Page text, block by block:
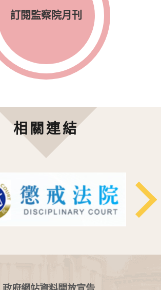
訂閱監察院月刊
相關連結
政府網站資料開放宣告